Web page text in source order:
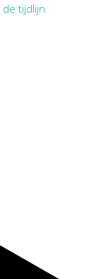
tijdlijn